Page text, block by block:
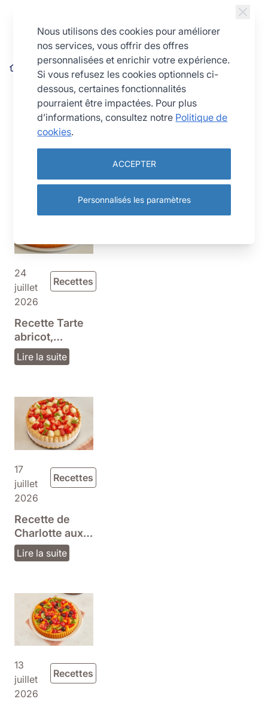
Blog
Avec sa devise « Gourmandise, passion & partage »,
Clélia Chatelain a fait de sa passion pour la cuisine un
véritable métier. Diplômée en pâtisserie et formée à la
photographie culinaire, elle met aujourd’hui sa
créativité et son savoir-faire au service de recettes
uniques qu’elle imagine, cuisine et sublime elle-même.
24
juillet
2026
Recettes
Recette Tarte
abricot,
pignons et
romarin
Lire la suite
17
juillet
2026
Recettes
Recette de
Charlotte aux
fraises maison
Lire la suite
13
juillet
2026
Recettes
Nous utilisons des cookies pour améliorer
nos services, vous offrir des offres
personnalisées et enrichir votre expérience.
Si vous refusez les cookies optionnels ci-
dessous, certaines fonctionnalités
pourraient être impactées. Pour plus
d’informations, consultez notre Politique de
cookies.
ACCEPTER
Personnalisés les paramètres